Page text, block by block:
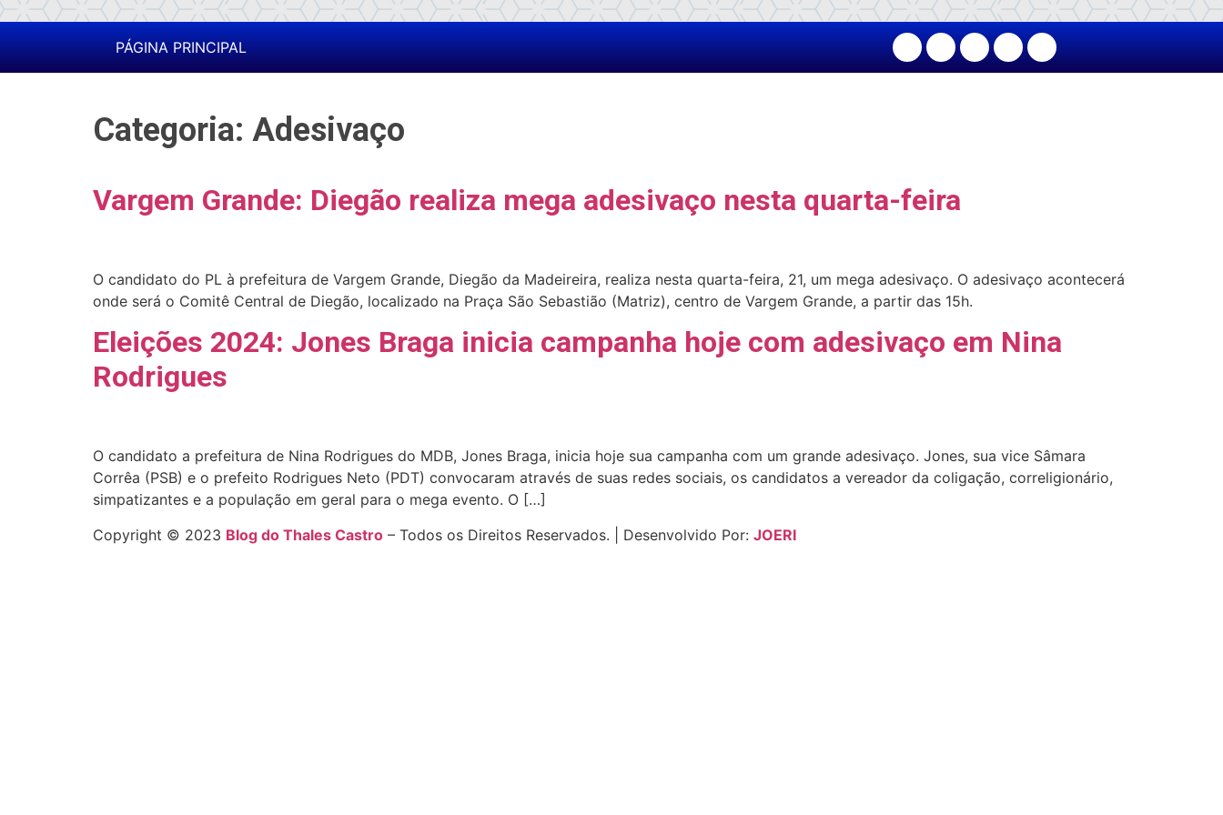
PÁGINA PRINCIPAL
Categoria: Adesivaço
Vargem Grande: Diegão realiza mega adesivaço nesta quarta-feira
O candidato do PL à prefeitura de Vargem Grande, Diegão da Madeireira, realiza nesta quarta-feira, 21, um mega adesivaço. O adesivaço acontecerá
onde será o Comitê Central de Diegão, localizado na Praça São Sebastião (Matriz), centro de Vargem Grande, a partir das 15h.
Eleições 2024: Jones Braga inicia campanha hoje com adesivaço em Nina
Rodrigues
O candidato a prefeitura de Nina Rodrigues do MDB, Jones Braga, inicia hoje sua campanha com um grande adesivaço. Jones, sua vice Sâmara
Corrêa (PSB) e o prefeito Rodrigues Neto (PDT) convocaram através de suas redes sociais, os candidatos a vereador da coligação, correligionário,
simpatizantes e a população em geral para o mega evento. O […]
Copyright © 2023 Blog do Thales Castro – Todos os Direitos Reservados. | Desenvolvido Por: JOERI